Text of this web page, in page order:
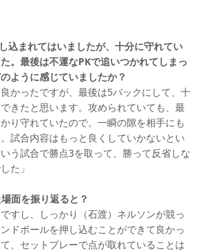
込まれてはいましたが、十分に守れてい
。最後は不運なPKで追いつかれてしまっ
ように感じていましたか？
良かったですが、最後は5バックにして、十
きたと思います。攻められていても、最
り守れていたので。一瞬の隙を相手にも
試合内容はもっと良くしていかないとい
う試合で勝点3を取って、勝って反省しな
た」
面を振り返ると？
すし、しっかり（石渡）ネルソンが競っ
ドボールを押し込むことができて良かっ
、セットプレーで点が取れていることは